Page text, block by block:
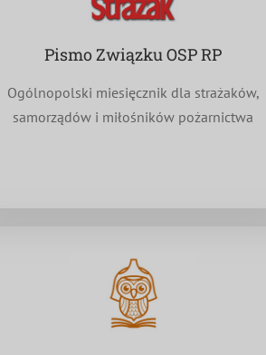
Pismo Związku OSP RP
Ogólnopolski miesięcznik dla strażaków,
samorządów i miłośników pożarnictwa